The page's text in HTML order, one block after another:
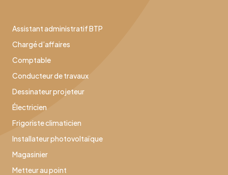
Assistant administratif BTP
Chargé d’affaires
Comptable
Conducteur de travaux
Dessinateur projeteur
Électricien
Frigoriste climaticien
Installateur photovoltaïque
Magasinier
Metteur au point